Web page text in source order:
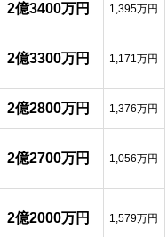
2億3400万円 1,395万円
2億3300万円 1,171万円
2億2800万円 1,376万円
2億2700万円 1,056万円
2億2000万円 1,579万円